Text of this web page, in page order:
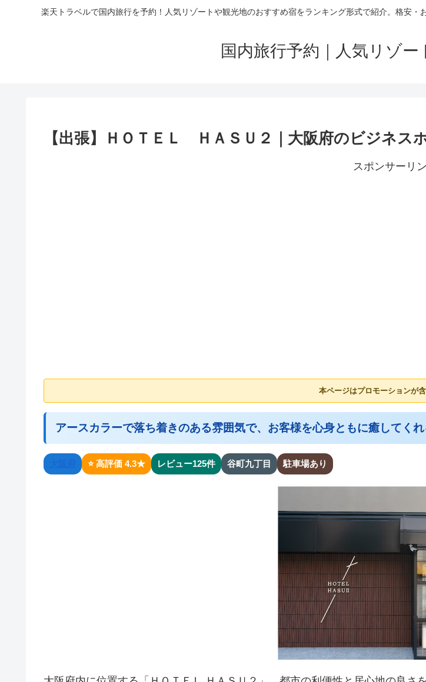
楽天トラベルで国内旅行を予約！人気リゾートや観光地のおすすめ宿をランキング形式で紹介。格安
国内旅行予約｜人気リゾ
【出張】ＨＯＴＥＬ ＨＡＳＵ２｜大阪府のビジネス
スポンサーリ
本ページはプロモーションが
アースカラーで落ち着きのある雰囲気で、お客様を心身ともに癒してくれ
⭐ 高評価 4.3★ レビュー125件 谷町九丁目 駐車場あり